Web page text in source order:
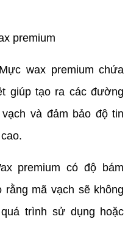
premium
Mực wax premium chứa
giúp tạo ra các đường
và đảm bảo độ tin
premium có độ bám
rằng mã vạch sẽ không
trình sử dụng hoặc